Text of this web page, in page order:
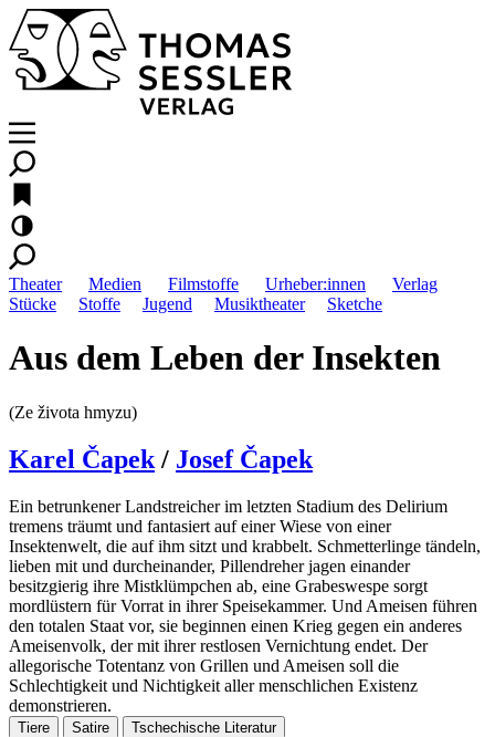
Theater Medien Filmstoffe Urheber:innen
Verlag
Stücke
Stoffe Jugend Musiktheater Sketche
Aus dem Leben der Insekten
(Ze života hmyzu)
Karel Čapek / Josef Čapek
Ein betrunkener Landstreicher im letzten Stadium des Delirium
tremens träumt und fantasiert auf einer Wiese von einer
Insektenwelt, die auf ihm sitzt und krabbelt. Schmetterlinge tändeln,
lieben mit und durcheinander, Pillendreher jagen einander
besitzgierig ihre Mistklümpchen ab, eine Grabeswespe sorgt
mordlüstern für Vorrat in ihrer Speisekammer. Und Ameisen führen
den totalen Staat vor, sie beginnen einen Krieg gegen ein anderes
Ameisenvolk, der mit ihrer restlosen Vernichtung endet. Der
allegorische Totentanz von Grillen und Ameisen soll die
Schlechtigkeit und Nichtigkeit aller menschlichen Existenz
demonstrieren.
Tiere Satire Tschechische Literatur